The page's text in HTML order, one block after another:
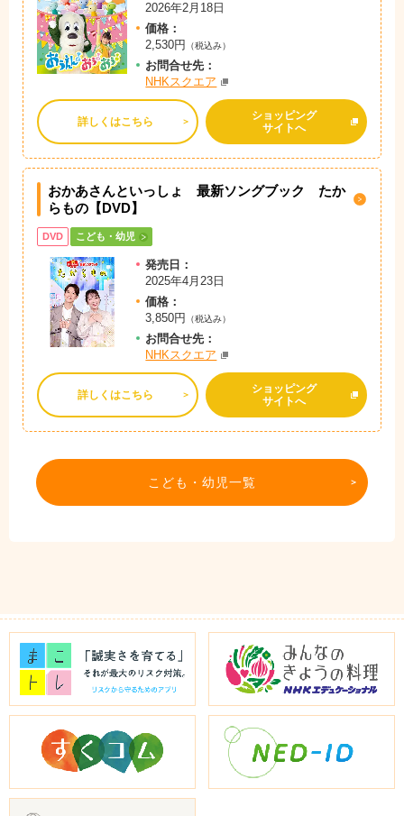
2026年2月18日
価格：
2,530円
（税込み）
お問合せ先：
NHKスクエア
詳しくはこちら
ショッピング
サイトへ
おかあさんといっしょ 最新ソングブック たか
らもの【DVD】
DVD こども・幼児
発売日：
2025年4月23日
価格：
3,850円
（税込み）
お問合せ先：
NHKスクエア
詳しくはこちら
ショッピング
サイトへ
こども・幼児一覧